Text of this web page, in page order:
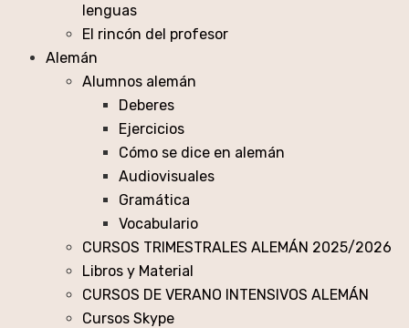
lenguas
El rincón del profesor
Alemán
Alumnos alemán
Deberes
Ejercicios
Cómo se dice en alemán
Audiovisuales
Gramática
Vocabulario
CURSOS TRIMESTRALES ALEMÁN 2025/2026
Libros y Material
CURSOS DE VERANO INTENSIVOS ALEMÁN
Cursos Skype